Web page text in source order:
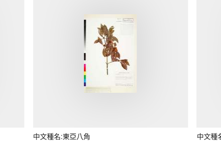
中文種名:東亞八角 中文種